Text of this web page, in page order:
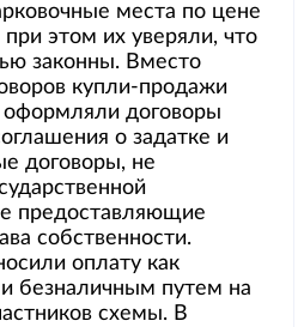
места по цене
этом их уверяли, что
законны. Вместо
купли-продажи
договоры
о задатке и
договоры, не
предоставляющие
собственности.
оплату как
безналичным путем на
схемы. В